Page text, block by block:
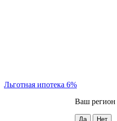
Льготная ипотека 6%
Ваш регион